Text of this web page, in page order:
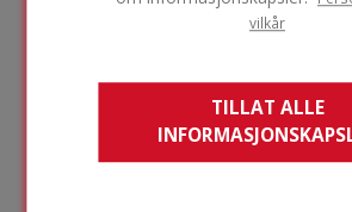
vilkår
TILLAT ALLE
seg
det
ut
du